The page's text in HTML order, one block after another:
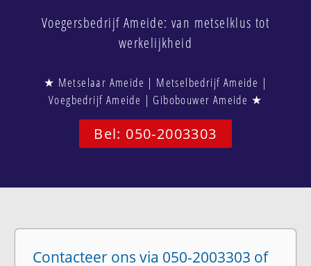
Voegersbedrijf Ameide: van metselklus tot
werkelijkheid
★ Metselaar Ameide | Metselbedrijf Ameide |
Voegbedrijf Ameide | Gibobouwer Ameide ★
Bel: 050-2003303
Contacteer ons via 050-2003303 of